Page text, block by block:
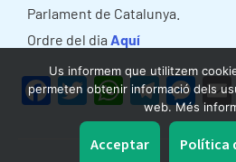
Parlament de Catalunya.
Ordre del dia Aquí
F T
w
itt
W
h
at
T
el
M
e
s
Us informem que utilitzem
permeten obtenir informació dels
web. Més
Acceptar Política